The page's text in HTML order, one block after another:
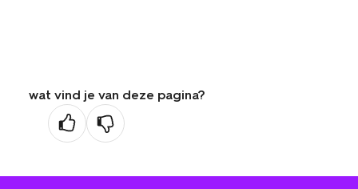
wat vind je van deze pagina?